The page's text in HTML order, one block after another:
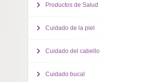
Productos de Salud
Cuidado de la piel
Cuidado del cabello
Cuidado bucal